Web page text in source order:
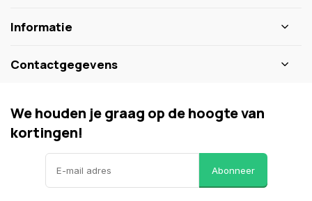
Informatie
Contactgegevens
We houden je graag op de hoogte van
kortingen!
Abonneer